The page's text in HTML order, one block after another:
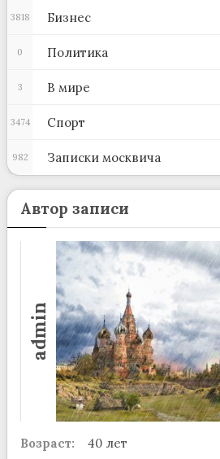
Бизнес
3818
Политика
0
В мире
3
Спорт
3474
Записки москвича
982
Автор записи
admin
Возраст:
40 лет